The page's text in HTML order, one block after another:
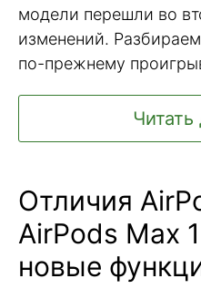
модели перешли во
изменений.
по-прежнему
Отличия
AirPods Max
новые